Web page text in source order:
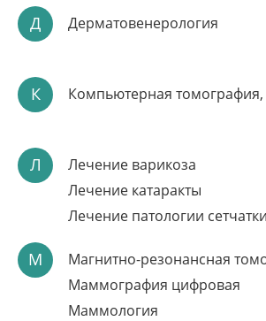
Комфортное пребывание в стационаре
Запись по телефону:
Д Дерматовенерология
К Компьютерная томография,
Л
Лечение варикоза
Лечение катаракты
Лечение патологии
М
Магнитно-резонансная
Маммография цифровая
Маммология